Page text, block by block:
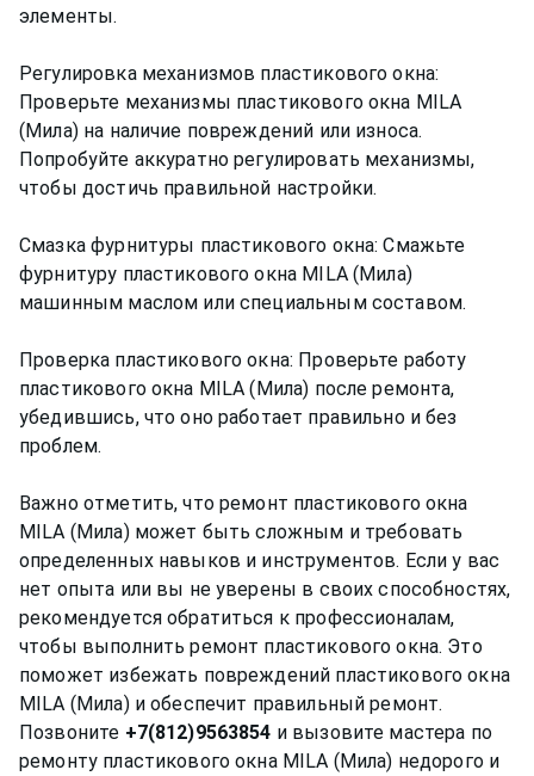
элементы.
Регулировка механизмов пластикового окна:
Проверьте механизмы пластикового окна MILA
(Мила) на наличие повреждений или износа.
Попробуйте аккуратно регулировать механизмы,
чтобы достичь правильной настройки.
Смазка фурнитуры пластикового окна: Смажьте
фурнитуру пластикового окна MILA (Мила)
машинным маслом или специальным составом.
Проверка пластикового окна: Проверьте работу
пластикового окна MILA (Мила) после ремонта,
убедившись, что оно работает правильно и без
проблем.
Важно отметить, что ремонт пластикового окна
MILA (Мила) может быть сложным и требовать
определенных навыков и инструментов. Если у вас
нет опыта или вы не уверены в своих способностях,
рекомендуется обратиться к профессионалам,
чтобы выполнить ремонт пластикового окна. Это
поможет избежать повреждений пластикового окна
MILA (Мила) и обеспечит правильный ремонт.
Позвоните +7(812)9563854 и вызовите мастера по
ремонту пластикового окна MILA (Мила) недорого и